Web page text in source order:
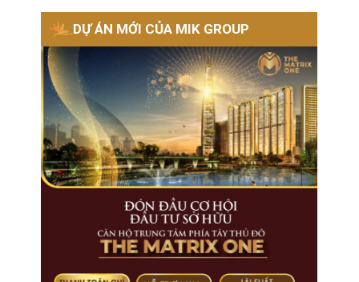
DỰ ÁN MỚI CỦA MIK GROUP